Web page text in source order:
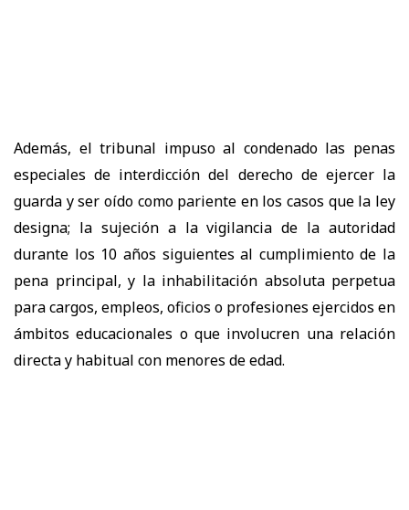
Además, el tribunal impuso al condenado las penas
especiales de interdicción del derecho de ejercer la
guarda y ser oído como pariente en los casos que la ley
designa; la sujeción a la vigilancia de la autoridad
durante los 10 años siguientes al cumplimiento de la
pena principal, y la inhabilitación absoluta perpetua
para cargos, empleos, oficios o profesiones ejercidos en
ámbitos educacionales o que involucren una relación
directa y habitual con menores de edad.